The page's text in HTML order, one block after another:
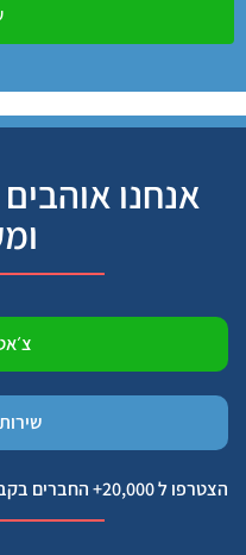
אנחנו
הצטרפו ל 20,000+ החברים בקבוצת הפייסבוק שלנו ״מטפלים בהורים